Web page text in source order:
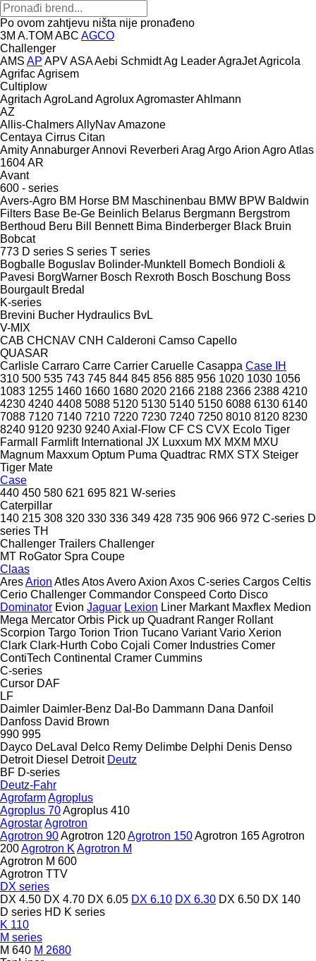
Po ovom zahtjevu ništa nije pronađeno
3M A.TOM ABC AGCO
Challenger
AMS AP APVASAAebi SchmidtAg LeaderAgraJetAgricola
AgrifacAgrisem
Cultiplow
Agritach AgroLand AgroluxAgromasterAhlmann
AZ
Allis-ChalmersAllyNavAmazone
Centaya Cirrus Citan
AmityAnnaburgerAnnovi Reverberi Arag ArgoArion AgroAtlas
1604AR
Avant
600 - series
Avers-Agro BM Horse BM Maschinenbau BMW BPW Baldwin
Filters Base Be-Ge Beinlich Belarus Bergmann Bergstrom
Berthoud Beru Bill Bennett Bima Binderberger Black Bruin
Bobcat
773 D series S series T series
Bogballe Boguslav Bolinder-Munktell Bomech Bondioli &
Pavesi BorgWarner Bosch Rexroth Bosch Boschung Boss
Bourgault Bredal
K-series
Brevini Bucher Hydraulics BvL
V-MIX
CAB CHCNAV CNH Calderoni Camso Capello
QUASAR
Carlisle Carraro Carre Carrier Caruelle Casappa Case IH
310 500 535 743 745 844 845 856 885 956 1020 1030 1056
1083 1255 1460 1660 1680 2020 2166 2188 2366 2388 4210
4230 4240 4408 5088 5120 5130 5140 5150 6088 6130 6140
7088 7120 7140 7210 7220 7230 7240 7250 8010 8120 8230
8240 9120 9230 9240Axial-Flow CF CS CVX Ecolo Tiger
Farmall
Farmlift International JX Luxxum MX MXM MXU
Magnum Maxxum Optum Puma Quadtrac RMX STX Steiger
Tiger Mate
Case
440 450 580 621 695 821 W-series
Caterpillar
140 215 308 320 330 336 349 428 735 906 966 972 C-series D
series TH
Challenger Trailers Challenger
MT RoGator Spra Coupe
Claas
AresArion AtlesAtosAveroAxion Axos C-series Cargos Celtis
Cerio Challenger Commandor Conspeed Corto Disco
Dominator Evion Jaguar Lexion Liner Markant Maxflex Medion
Mega Mercator Orbis Pick up Quadrant Ranger Rollant
Scorpion Targo Torion Trion Tucano Variant Vario Xerion
Clark Clark-Hurth Cobo Cojali Comer Industries Comer
ContiTech Continental Cramer Cummins
C-series
Cursor DAF
LF
Daimler Daimler-Benz Dal-Bo Dammann Dana Danfoil
Danfoss David Brown
990 995
Dayco DeLaval Delco Remy Delimbe Delphi Denis Denso
Detroit Diesel Detroit Deutz
BF D-series
Deutz-Fahr
AgrofarmAgroplus
Agroplus 70Agroplus 410
AgrostarAgrotron
Agrotron 90Agrotron 120Agrotron 150Agrotron 165Agrotron
200Agrotron K Agrotron M
Agrotron M 600
Agrotron TTV
DX series
DX 4.50 DX 4.70 DX 6.05 DX 6.10 DX 6.30 DX 6.50 DX 140
D series HD K series
K 110
M series
M 640 M 2680